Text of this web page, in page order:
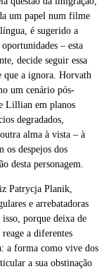
um papel num filme
é sugerido a
– esta
decide seguir essa
que a ignora. Horvath
um cenário pós-
Lillian em planos
degradados,
alma à vista – à
os despejos dos
desta personagem.
Patrycja Planik,
e arrebatadoras
porque deixa de
a diferentes
a forma como vive dos
a sua obstinação